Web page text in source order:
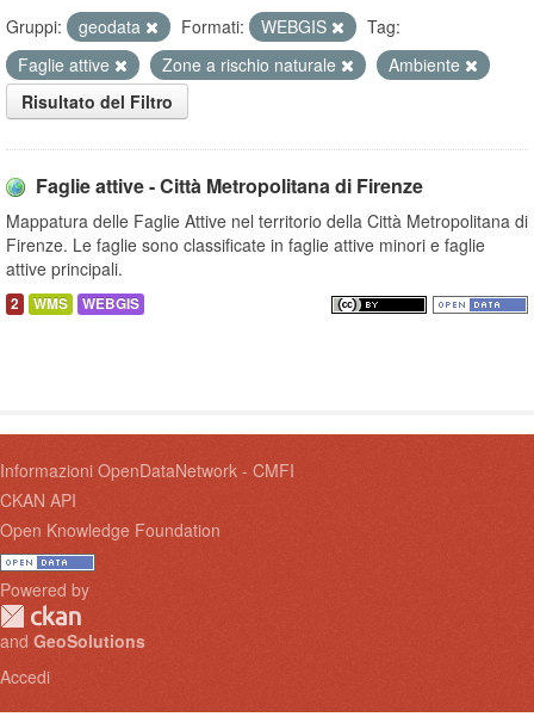
Gruppi: geodata Formati: WEBGIS
Tag:
Faglie attive
Zone a rischio naturale
Ambiente
Risultato del Filtro
Faglie attive - Città Metropolitana di Firenze
Mappatura delle Faglie Attive nel territorio della Città Metropolitana di
Firenze. Le faglie sono classificate in faglie attive minori e faglie
attive principali.
2 WMS WEBGIS
Informazioni OpenDataNetwork - CMFI
CKAN API
Open Knowledge Foundation
Powered by
and GeoSolutions
Accedi